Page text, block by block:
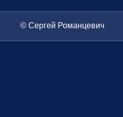
© Сергей Романцевич